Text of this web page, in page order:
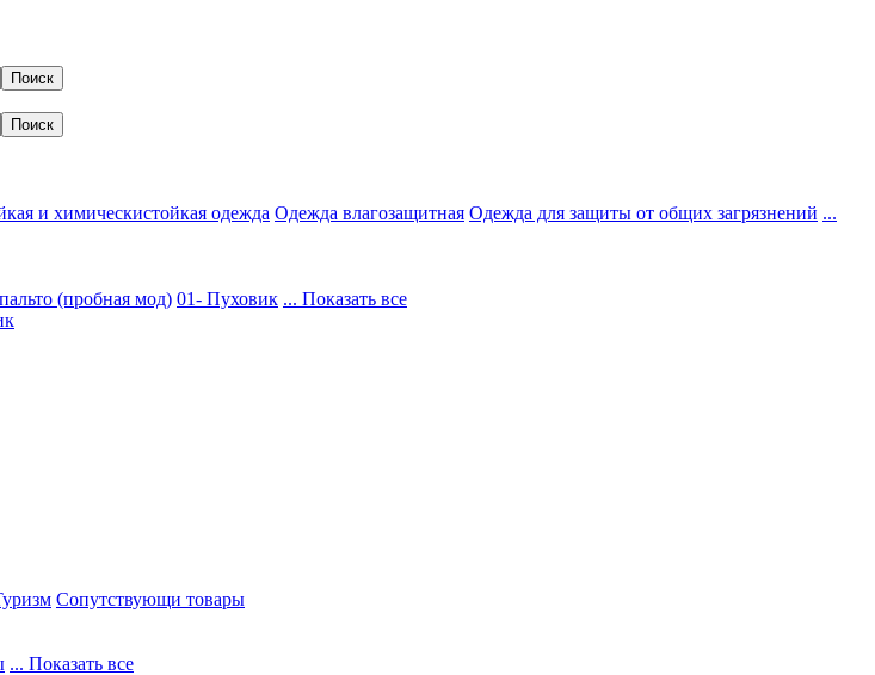
и химическистойкая одежда Одежда влагозащитная Одежда для защиты от общих загрязнений ...
(пробная мод) 01- Пуховик ... Показать все
Сопутствующи товары
... Показать все